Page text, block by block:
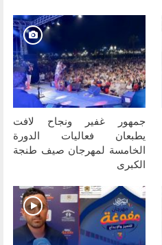
جمهور غفير ونجاح لافت
يطبعان فعاليات الدورة
الخامسة لمهرجان صيف طنجة
الكبرى